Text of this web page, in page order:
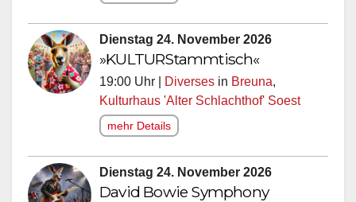
Dienstag 24. November 2026
»KULTURStammtisch«
19:00 Uhr | Diverses in Breuna,
Kulturhaus 'Alter Schlachthof' Soest
mehr Details
Dienstag 24. November 2026
David Bowie Symphony